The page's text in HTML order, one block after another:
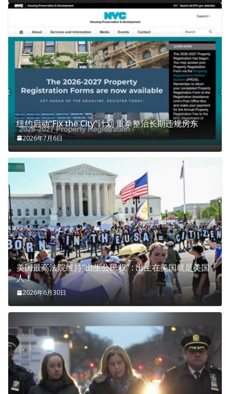
纽约启动“Fix the City”计划 重拳整治长期违规房东
2026年7月6日
美国最高法院维持“出生公民权” : 出生在美国就是美国
人！
2026年6月30日